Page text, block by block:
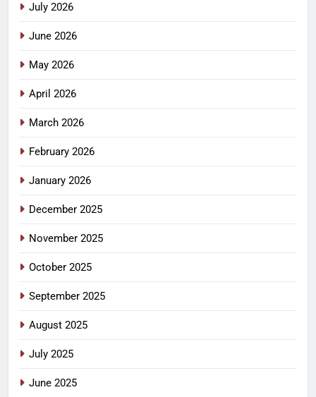
July 2026
June 2026
May 2026
April 2026
March 2026
February 2026
January 2026
December 2025
November 2025
October 2025
September 2025
August 2025
July 2025
June 2025